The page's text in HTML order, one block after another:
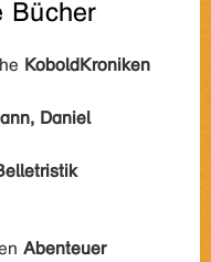
Bücher
KoboldKroniken
Daniel
Abenteuer